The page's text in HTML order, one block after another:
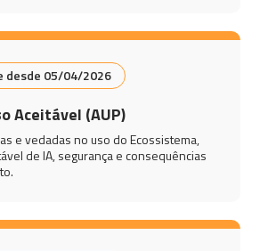
desde 05/04/2026
Aceitável (AUP)
e vedadas no uso do Ecossistema,
de IA, segurança e consequências